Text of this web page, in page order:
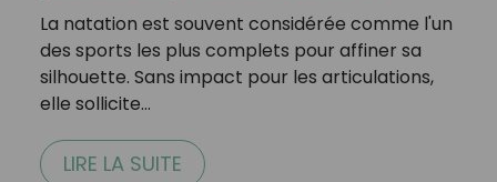
La natation est souvent considérée comme l'un
des sports les plus complets pour affiner sa
silhouette. Sans impact pour les articulations,
elle sollicite…
LIRE LA SUITE